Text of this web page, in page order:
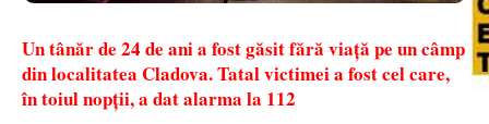
Un tânăr de 24 de ani a fost găsit fără viață pe un câmp
din localitatea Cladova. Tatal victimei a fost cel care,
în toiul nopții, a dat alarma la 112